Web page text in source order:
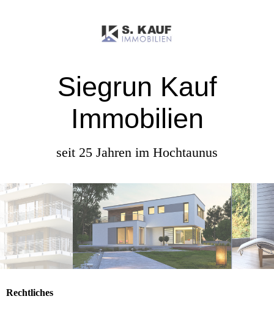
Siegrun Kauf
Immobilien
seit 25 Jahren im Hochtaunus
Rechtliches